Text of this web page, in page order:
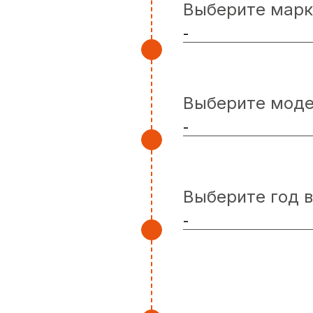
Выберите
Выберите
Выберите год